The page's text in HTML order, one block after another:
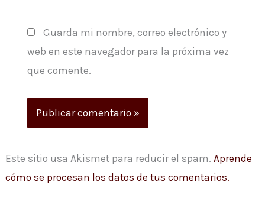
Guarda mi nombre, correo electrónico y
web en este navegador para la próxima vez
que comente.
Este sitio usa Akismet para reducir el spam. Aprende
cómo se procesan los datos de tus comentarios.